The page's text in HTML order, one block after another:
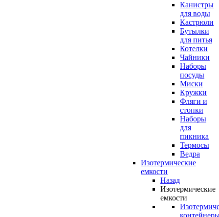
Канистры
для воды
Кастрюли
Бутылки
для питья
Котелки
Чайники
Наборы
посуды
Миски
Кружки
Фляги и
стопки
Наборы
для
пикника
Термосы
Ведра
Изотермические
емкости
Назад
Изотермические
емкости